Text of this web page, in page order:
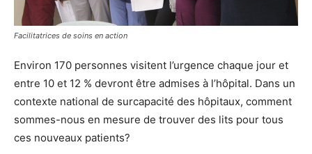
Facilitatrices de soins en action
Environ 170 personnes visitent l’urgence chaque jour et
entre 10 et 12 % devront être admises à l’hôpital. Dans un
contexte national de surcapacité des hôpitaux, comment
sommes-nous en mesure de trouver des lits pour tous
ces nouveaux patients?